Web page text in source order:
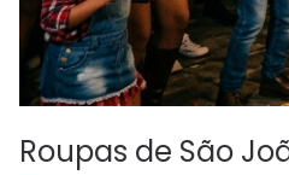
Roupas de São